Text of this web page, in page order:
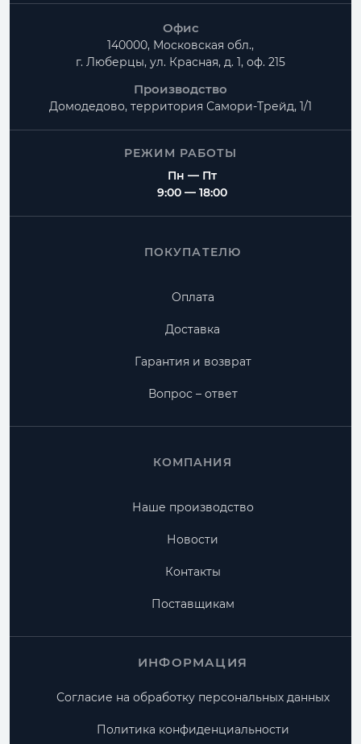
Офис
140000, Московская обл.,
г. Люберцы, ул. Красная, д. 1, оф. 215
Производство
Домодедово, территория Самори-Трейд, 1/1
РЕЖИМ РАБОТЫ
Пн — Пт
9:00 — 18:00
ПОКУПАТЕЛЮ
Оплата
Доставка
Гарантия и возврат
Вопрос – ответ
КОМПАНИЯ
Наше производство
Новости
Контакты
Поставщикам
ИНФОРМАЦИЯ
Согласие на обработку персональных данных
Политика конфиденциальности